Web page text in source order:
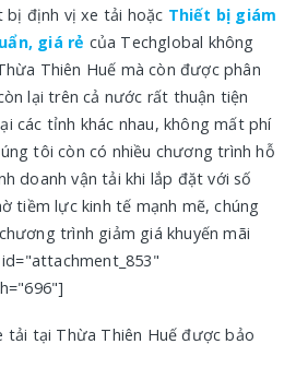
bị định vị xe tải hoặc Thiết bị giám
giá rẻ của Techglobal không
Thiên Huế mà còn được phân
lại trên cả nước rất thuận tiện
các tỉnh khác nhau, không mất phí
tôi còn có nhiều chương trình hỗ
doanh vận tải khi lắp đặt với số
tiềm lực kinh tế mạnh mẽ, chúng
trình giảm giá khuyến mãi